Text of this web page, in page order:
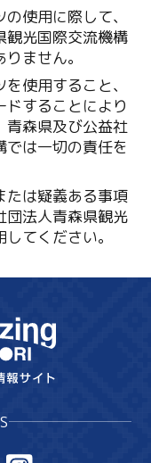
使用に際して、
観光国際交流機構
ません。
使用すること、
することにより
青森県及び公益社
では一切の責任を
たは疑義ある事項
団法人青森県観光
てください。